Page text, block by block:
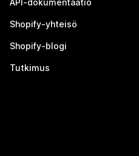
API-dokumentaatio
Shopify-yhteisö
Shopify-blogi
Tutkimus